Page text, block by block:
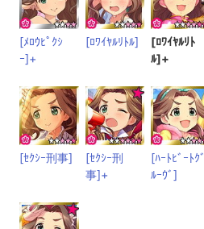
[ﾒﾛｳﾋﾟｸｼ
ｰ]+
[ﾛﾜｲﾔﾙﾘﾄﾙ]
[ﾛﾜｲﾔﾙﾘﾄ
ﾙ]+
[ｾｸｼｰ刑事]
[ｾｸｼｰ刑
事]+
[ﾊｰﾄﾋﾞｰﾄｸﾞ
ﾙｰｳﾞ]